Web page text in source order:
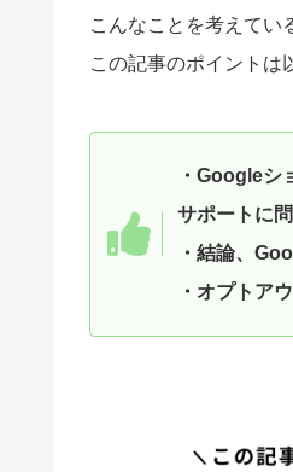
こんなことを考えてい
この記事のポイントは
・Googleシ
サポートに
・結論、
・オプトア